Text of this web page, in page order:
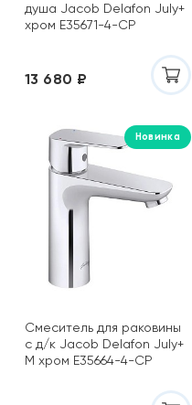
Geberit
Geotiles
Global Tile
Grespania
Grohe
Grossman
Iberica Blanca
Ideal Standard
Isla Tiles
Italon
Jacob Delafon
Jorno
душа Jacob Delafon July+
хром E35671-4-CP
13 680 ₽
Новинка
Cмеситель для раковины
с д/к Jacob Delafon July+
M хром E35664-4-CP